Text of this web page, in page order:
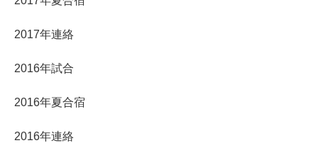
2017年連絡
2016年試合
2016年夏合宿
2016年連絡